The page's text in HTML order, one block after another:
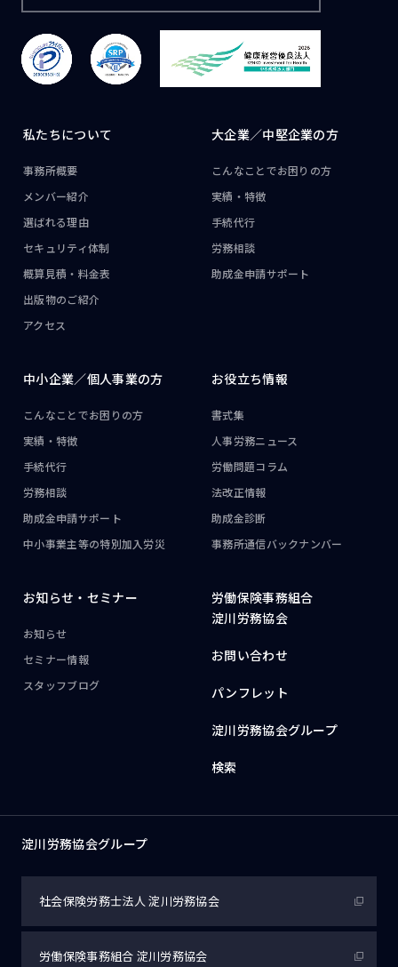
私たちについて
事務所概要
メンバー紹介
選ばれる理由
セキュリティ体制
概算見積・料金表
出版物のご紹介
アクセス
大企業／中堅企業の方
こんなことでお困りの方
実績・特徴
手続代行
労務相談
助成金申請サポート
中小企業／個人事業の方
こんなことでお困りの方
実績・特徴
手続代行
労務相談
助成金申請サポート
中小事業主等の特別加入労災
お役立ち情報
書式集
人事労務ニュース
労働問題コラム
法改正情報
助成金診断
事務所通信バックナンバー
お知らせ・ セミナー
お知らせ
セミナー情報
スタッフブログ
労働保険事務組合
淀川労務協会
お問い合わせ
パンフレット
淀川労務協会グループ
検索
淀川労務協会グループ
社会保険労務士法人淀川労務協会
労働保険事務組合 淀川労務協会